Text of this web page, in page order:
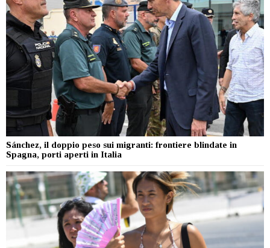
Sánchez, il doppio peso sui migranti: frontiere blindate in
Spagna, porti aperti in Italia